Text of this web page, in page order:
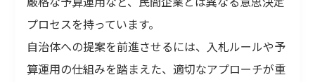
プロセスを持っています。
自治体への提案を前進させるには、入札ルールや予
算運用の仕組みを踏まえた、適切なアプローチが重